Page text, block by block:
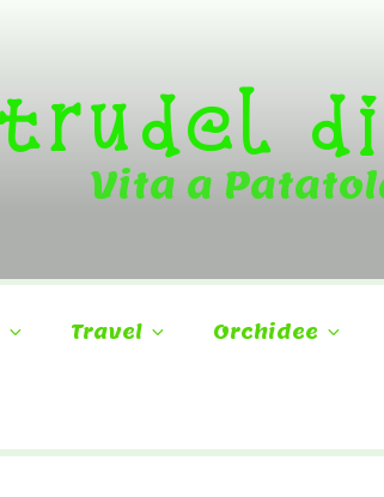
Vita a
Travel Orchidee